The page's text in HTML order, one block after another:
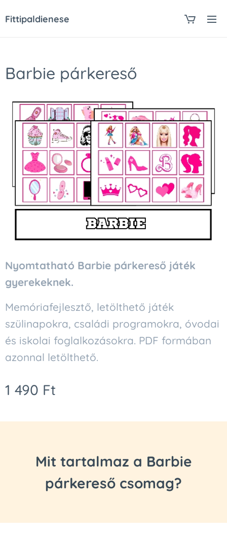
Fittipaldienese
Barbie párkereső
Nyomtatható Barbie párkereső játék
gyerekeknek.
Memóriafejlesztő, letölthető játék
szülinapokra, családi programokra, óvodai
és iskolai foglalkozásokra. PDF formában
azonnal letölthető.
1 490 Ft
Mit tartalmaz a Barbie
párkereső csomag?